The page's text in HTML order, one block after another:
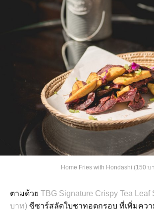
Home Fries with Hondashi (150 บ
ตามด้วย TBG Signature Crispy Tea Leaf
บาท) ซีซาร์สลัดใบชาทอดกรอบ ที่เพิ่มคว